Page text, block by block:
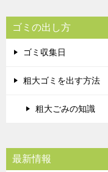
ゴミの出し方
ゴミ収集日
粗大ゴミを出す方法
粗大ごみの知識
最新情報